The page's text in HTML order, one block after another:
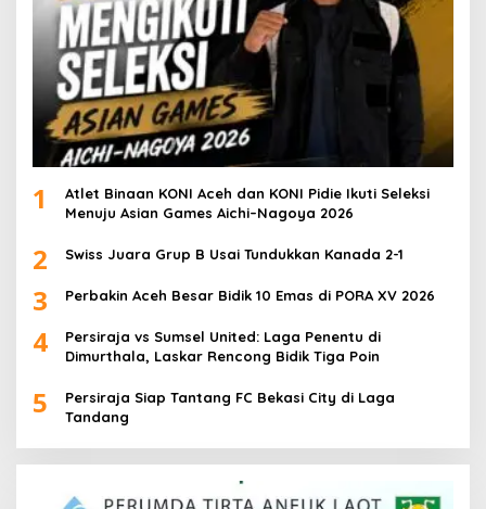
1
Atlet Binaan KONI Aceh dan KONI Pidie Ikuti Seleksi
Menuju Asian Games Aichi–Nagoya 2026
2 Swiss Juara Grup B Usai Tundukkan Kanada 2-1
3 Perbakin Aceh Besar Bidik 10 Emas di PORA XV 2026
4
Persiraja vs Sumsel United: Laga Penentu di
Dimurthala, Laskar Rencong Bidik Tiga Poin
5
Persiraja Siap Tantang FC Bekasi City di Laga
Tandang